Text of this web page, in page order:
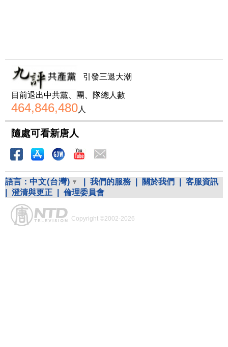
引發三退大潮
目前退出中共黨、團、隊總人數
464,846,480人
隨處可看新唐人
語言： 中文(台灣) 我們的服務 關於我們
客服資訊
澄清與更正 倫理委員會
Copyright ©2002-2026